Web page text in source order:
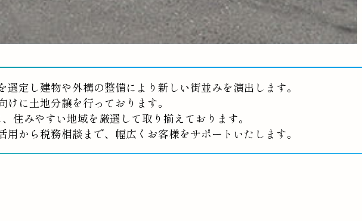
定し建物や外構の整備により新しい街並みを演出します。
に土地分譲を行っております。
住みやすい地域を厳選して取り揃えております。
から税務相談まで、幅広くお客様をサポートいたします。